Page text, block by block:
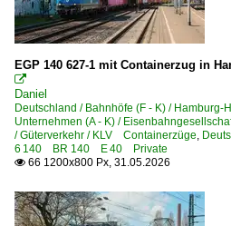
Rheine
Rodleben
Roisdorf (Bornheim)
Saarmund
Schorndorf
Schwarzenbek
Seebrugg
Seelze
EGP 140 627-1 mit Containerzug in

Daniel
Deutschland / Bahnhöfe (F - K) / Hamburg-
Unternehmen (A - K) /
/ Güterverkehr / KLV Containerzüge,
6 140 BR 140 E 40 Private
 66 1200x800 Px, 31.05.2026